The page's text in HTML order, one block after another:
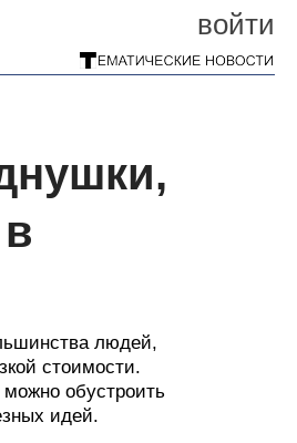
войти
людей,
стоимости.
обустроить
идей.